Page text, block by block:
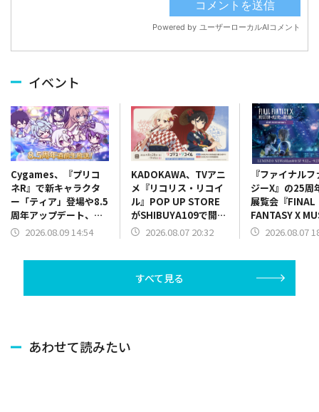
イベント
Cygames、『プリコ
ネR』で新キャラクタ
ー「ティア」登場や8.5
周年アップデート、コ
ラボ情報を8.5 周年直
2026.08.09 14:54
KADOKAWA、TVアニ
メ『リコリス・リコイ
ル』POP UP STORE
がSHIBUYA109で開催
決定2026.08.07 20:32
『ファイナル
ジーX』の25周
展覧会『FINAL
FANTASY X
幻光の記憶-』
2026.08.07
すべて見る
あわせて読みたい